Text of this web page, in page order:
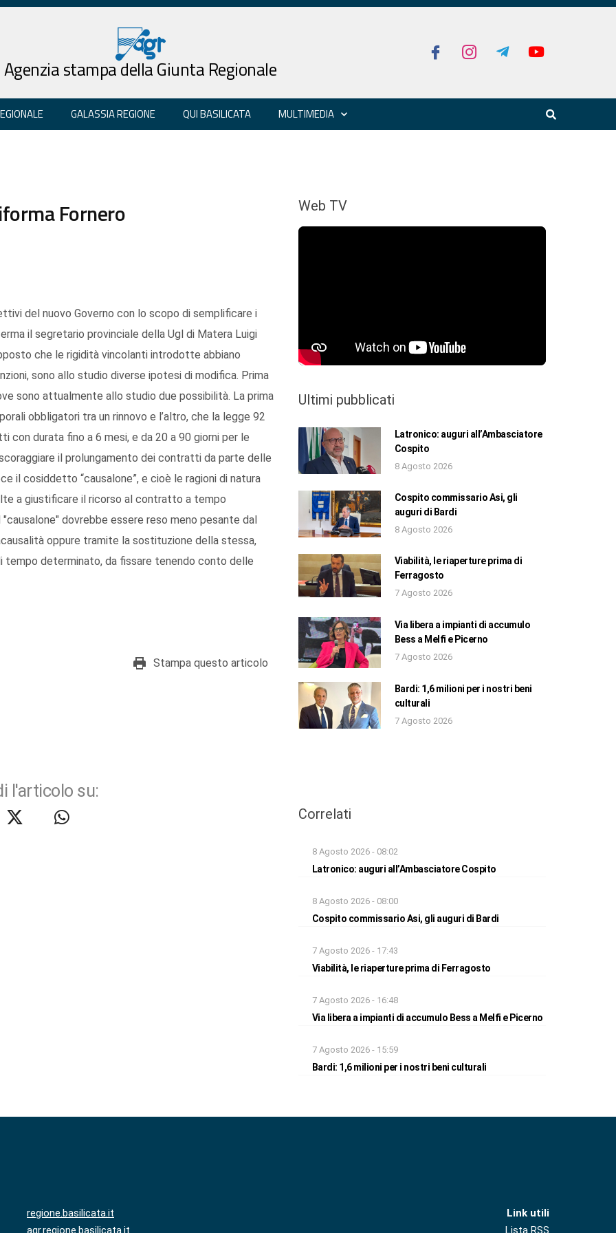
Agenzia stampa della Giunta Regionale
GALASSIA REGIONE QUI BASILICATA MULTIMEDIA
Fornero
del nuovo Governo con lo scopo di semplificare i
il segretario provinciale della Ugl di Matera Luigi
che le rigidità vincolanti introdotte abbiano
sono allo studio diverse ipotesi di modifica. Prima
sono attualmente allo studio due possibilità. La prima
obbligatori tra un rinnovo e l’altro, che la legge 92
con durata fino a 6 mesi, e da 20 a 90 giorni per le
il prolungamento dei contratti da parte delle
il cosiddetto “causalone”, e cioè le ragioni di natura
a giustificare il ricorso al contratto a tempo
dovrebbe essere reso meno pesante dal
oppure tramite la sostituzione della stessa,
determinato, da fissare tenendo conto delle
Stampa questo articolo
l'articolo su:
Web TV
Ultimi pubblicati
Latronico: auguri all’Ambasciatore
Cospito
8 Agosto 2026
Cospito commissario Asi, gli
auguri di Bardi
8 Agosto 2026
Viabilità, le riaperture prima di
Ferragosto
7 Agosto 2026
Via libera a impianti di accumulo
Bess a Melfi e Picerno
7 Agosto 2026
Bardi: 1,6 milioni per i nostri beni
culturali
7 Agosto 2026
Correlati
8 Agosto 2026 - 08:02
Latronico: auguri all’Ambasciatore Cospito
8 Agosto 2026 - 08:00
Cospito commissario Asi, gli auguri di Bardi
7 Agosto 2026 - 17:43
Viabilità, le riaperture prima di Ferragosto
7 Agosto 2026 - 16:48
Via libera a impianti di accumulo Bess a Melfi e Picerno
7 Agosto 2026 - 15:59
Bardi: 1,6 milioni per i nostri beni culturali
regione.basilicata.it
agr.regione.basilicata.it
Link utili
Lista RSS